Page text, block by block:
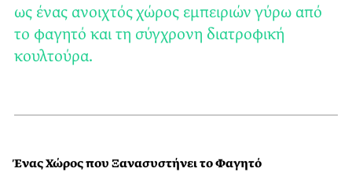
ως ένας ανοιχτός χώρος εμπειριών γύρω από
το φαγητό και τη σύγχρονη διατροφική
κουλτούρα.
Ένας Χώρος που Ξανασυστήνει το Φαγητό